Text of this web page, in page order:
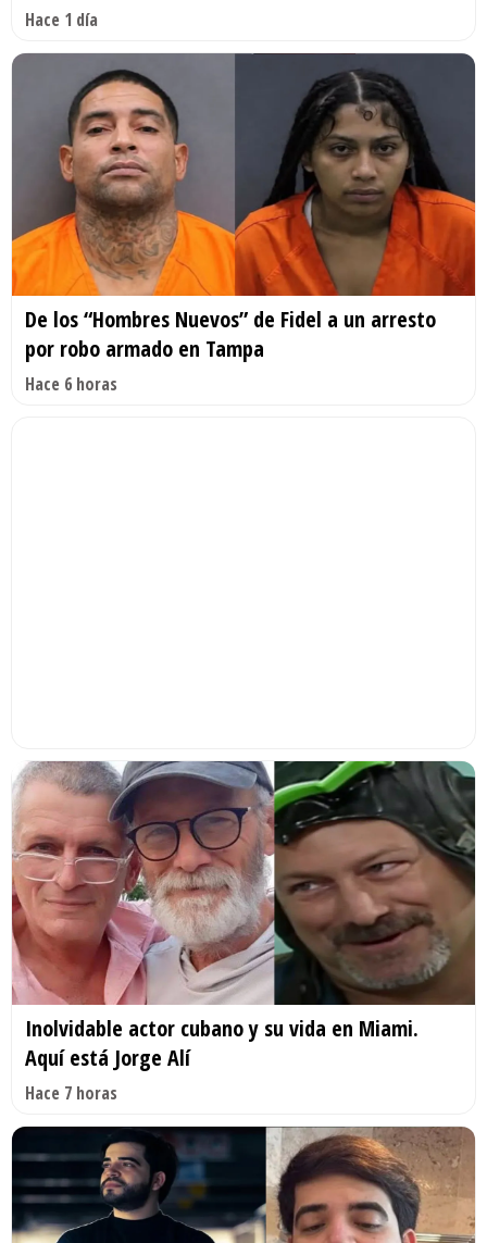
Hace 1 día
De los “Hombres Nuevos” de Fidel a un arresto
por robo armado en Tampa
Hace 6 horas
Inolvidable actor cubano y su vida en Miami.
Aquí está Jorge Alí
Hace 7 horas